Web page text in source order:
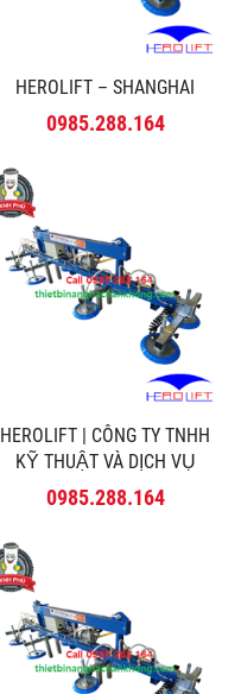
HEROLIFT – SHANGHAI
0985.288.164
HEROLIFT | CÔNG TY TNHH
KỸ THUẬT VÀ DỊCH VỤ
MINH PHÚ
0985.288.164